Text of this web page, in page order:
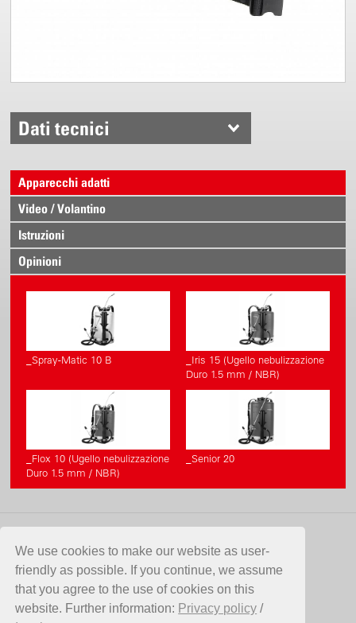
We use cookies to make our website as user-
friendly as possible. If you continue, we assume
that you agree to the use of cookies on this
website. Further information: Privacy policy /
Dati tecnici
Apparecchi adatti
Video / Volantino
Istruzioni
Opinioni
_Spray-Matic 10 B
_Iris 15 (Ugello nebulizzazione
Duro 1.5 mm / NBR)
_Flox 10 (Ugello nebulizzazione
Duro 1.5 mm / NBR)
_Senior 20
CONTATTO
Birchmeier Sprühtechnik AG
Im Stetterfeld 1
5608 Stetten